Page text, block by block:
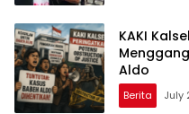
KAKI
Aldo
Berita July